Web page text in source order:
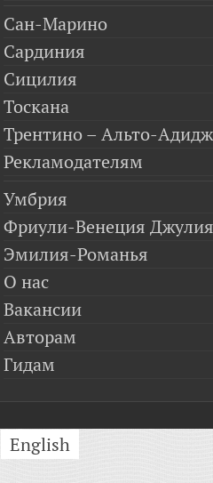
Сан-Марино
Сардиния
Сицилия
Тоскана
Трентино – Альто-
Рекламодателям
Умбрия
Фриули-Венеция Джулия
Эмилия-Романья
О нас
Вакансии
Авторам
Гидам
English